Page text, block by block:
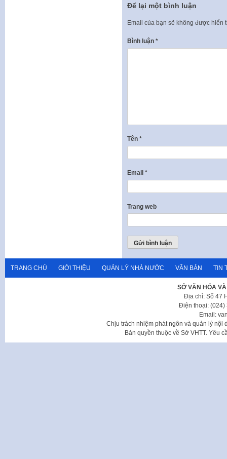
Để lại một bình luận
Email của bạn sẽ không được hiển
Bình luận *
Tên *
Email *
Trang web
TRANG CHỦ GIỚI THIỆU QUẢN LÝ NHÀ NƯỚC VĂN BẢN TIN
SỞ VĂN HÓA
Địa chỉ: Số 47
Điện thoại: (024)
Email:
Chịu trách nhiệm phát ngôn và quản lý nội
Bản quyền thuộc về Sở VHTT. Yêu